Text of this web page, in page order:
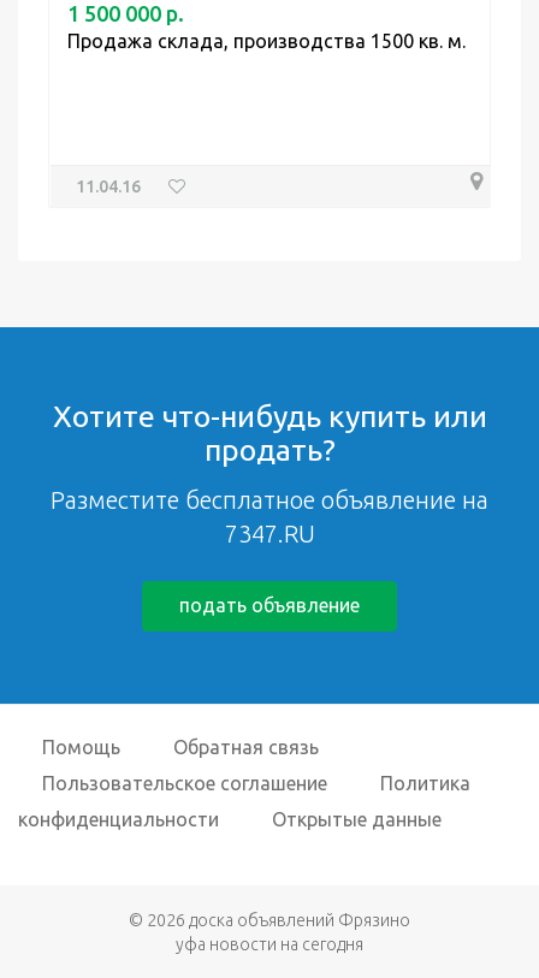
1 500 000 р.
Продажа склада, производства 1500 кв. м.
11.04.16
Хотите что-нибудь купить или
продать?
Разместите бесплатное объявление на
7347.RU
подать объявление
Помощь
Обратная связь
Пользовательское соглашение
Политика
конфиденциальности
Открытые данные
© 2026 доска объявлений Фрязино
уфа новости на сегодня